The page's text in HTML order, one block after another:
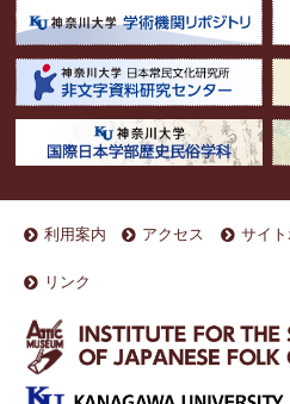
利用案内 アクセス サイ
リンク